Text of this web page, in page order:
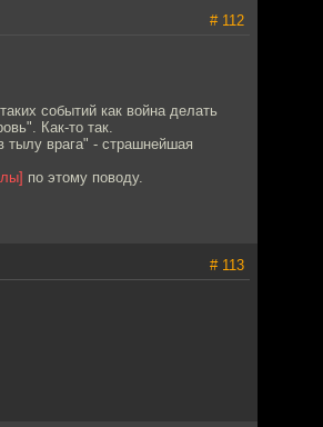
# 112
событий как война делать
Как-то так.
врага" - страшнейшая
по этому поводу.
# 113